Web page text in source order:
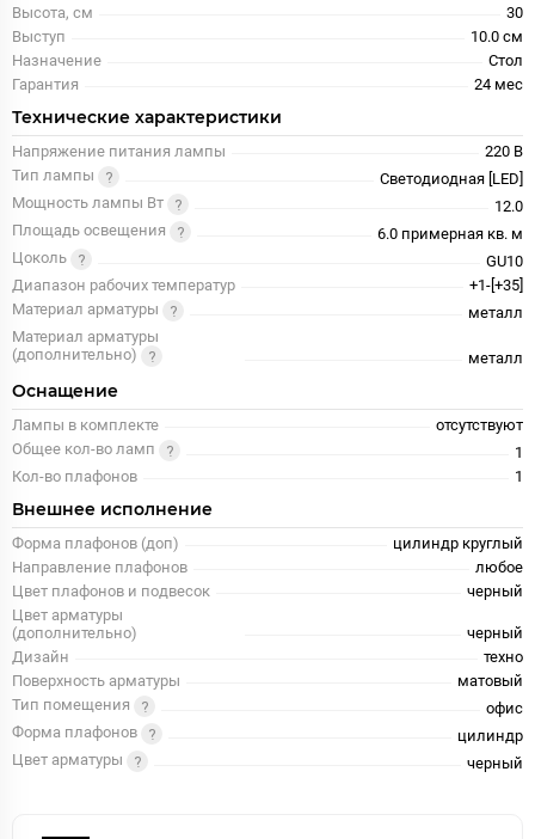
Высота, см
30
Выступ
10.0 см
Назначение
Стол
Гарантия
24 меc
Технические характеристики
Напряжение питания лампы
220 В
Тип лампы
Светодиодная [LED]
Мощность лампы Вт
12.0
Площадь освещения
6.0 примерная кв. м
Цоколь
GU10
Диапазон рабочих температур
+1-[+35]
Материал арматуры
металл
Материал арматуры
(дополнительно)
металл
Оснащение
Лампы в комплекте
отсутствуют
Общее кол-во ламп
1
Кол-во плафонов
1
Внешнее исполнение
Форма плафонов (доп)
цилиндр круглый
Направление плафонов
любое
Цвет плафонов и подвесок
черный
Цвет арматуры
(дополнительно)
черный
Дизайн
техно
Поверхность арматуры
матовый
Тип помещения
офис
Форма плафонов
цилиндр
Цвет арматуры
черный